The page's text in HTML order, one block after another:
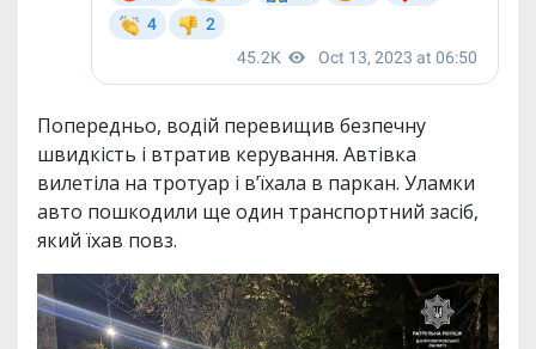
Попередньо, водій перевищив безпечну
швидкість і втратив керування. Автівка
вилетіла на тротуар і вʼїхала в паркан. Уламки
авто пошкодили ще один транспортний засіб,
який їхав повз.